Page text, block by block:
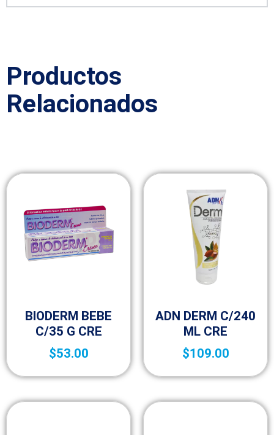
Productos
Relacionados
BIODERM BEBE
C/35 G CRE
$53.00
ADN DERM C/240
ML CRE
$109.00